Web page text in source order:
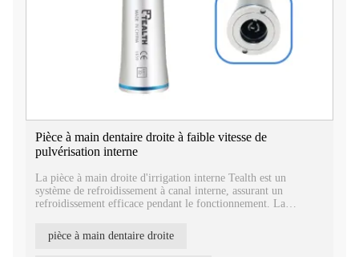
Pièce à main dentaire droite à faible vitesse de
pulvérisation interne
La pièce à main droite d'irrigation interne Tealth est un
système de refroidissement à canal interne, assurant un
refroidissement efficace pendant le fonctionnement. La
traitement.
pièce à main dentaire droite